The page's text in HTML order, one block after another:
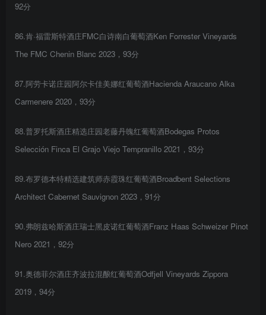
92分
86.肯·福雷斯特酒庄FMC白诗南白葡萄酒Ken Forrester Vineyards
The FMC Chenin Blanc 2023，93分
87.阿劳卡诺庄园阿尔卡佳美娜红葡萄酒Hacienda Araucano Alka
Carmenere 2020，93分
88.普罗托斯酒庄精选庄园老藤丹魄红葡萄酒Bodegas Protos
Selección Finca El Grajo Viejo Tempranillo 2021，93分
89.布罗德本特精选建筑师赤霞珠红葡萄酒Broadbent Selections
Architect Cabernet Sauvignon 2023，91分
90.弗朗兹哈斯酒庄瑞士黑皮诺红葡萄酒Franz Haas Schweizer Pinot
Nero 2021，92分
91.奥德菲尔酒庄齐波拉混酿红葡萄酒Odfjell Vineyards Zippora
2019，94分